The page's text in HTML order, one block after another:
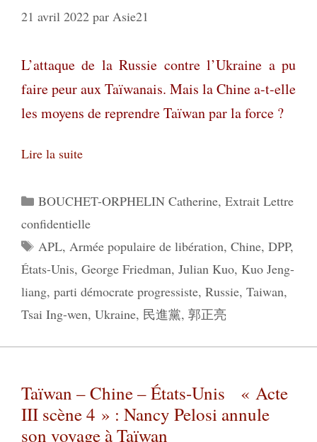
21 avril 2022 par Asie21
L’attaque de la Russie contre l’Ukraine a pu
faire peur aux Taïwanais. Mais la Chine a-t-elle
les moyens de reprendre Taïwan par la force ?
Lire la suite
Catégories
BOUCHET-ORPHELIN Catherine, Extrait Lettre
confidentielle
Étiquettes
APL, Armée populaire de libération, Chine, DPP,
États-Unis, George Friedman, Julian Kuo, Kuo Jeng-
liang, parti démocrate progressiste, Russie, Taiwan,
Tsai Ing-wen, Ukraine, 民進黨, 郭正亮
Taïwan – Chine – États-Unis « Acte
III scène 4 » : Nancy Pelosi annule
son voyage à Taïwan